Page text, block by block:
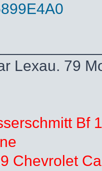
Lexau. 79
Bf
Chevrolet